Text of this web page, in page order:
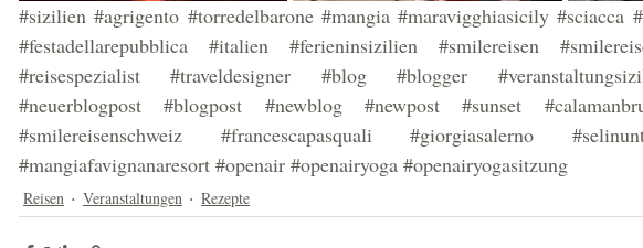
#sizilien #agrigento #torredelbarone #mangia #maravigghiasicily #sciacca
#festadellarepubblica
#italien #ferieninsizilien #smilereisen
#reisespezialist
#traveldesigner #blog #blogger
#neuerblogpost
#blogpost #newblog #newpost #sunset
#smilereisenschweiz
#francescapasquali #giorgiasalerno
#mangiafavignanaresort #openair #openairyoga #openairyogasitzung
Reisen Veranstaltungen Rezepte